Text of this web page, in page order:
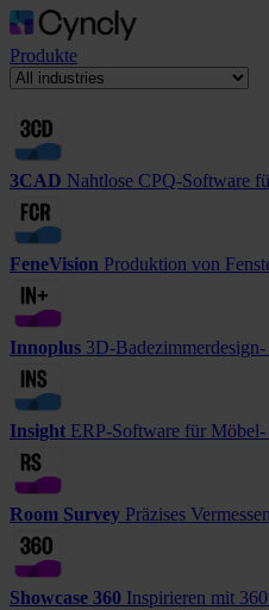
Produkte
3CAD Nahtlose CPQ-Software
FeneVision Produktion von
Innoplus 3D-
Insight ERP-Software für
Room Survey Präzises
Showcase 360 Inspirieren mit